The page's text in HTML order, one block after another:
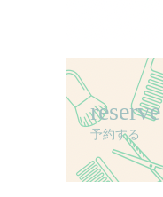
reserve
予約する